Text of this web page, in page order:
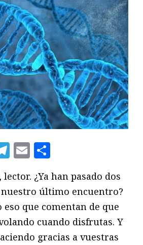
Telegram
Email
¿Ya han pasado dos
nuestro último encuentro?
eso que comentan de que
cuando disfrutas. Y
gracias a vuestras